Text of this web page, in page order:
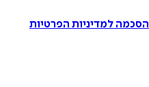
הסכמה למדיניות הפרטיות